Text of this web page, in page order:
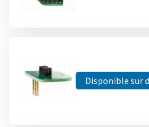
Disponible sur